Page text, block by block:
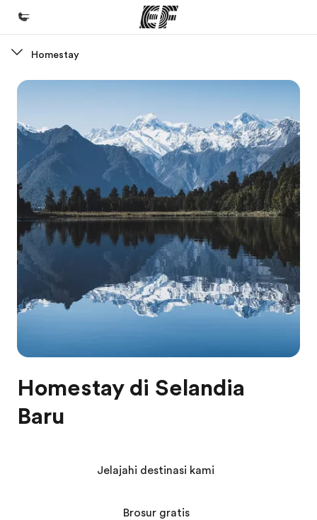
Selamat datang di EF
Daftar program
Lihat semua program
Kantor dan sekolah
Kantor terdekat
Tentang kami
Cerita kami
Karir
Bergabung dengan tim kami
Homestay
Homestay di Selandia
Baru
Jelajahi destinasi kami
Brosur gratis